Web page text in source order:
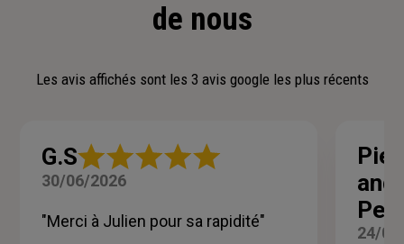
de nous
Les avis affichés sont les 3 avis google les plus récents
G.SNote
5
5
30/06/2026
"Merci à Julien pour sa rapidité"
24/